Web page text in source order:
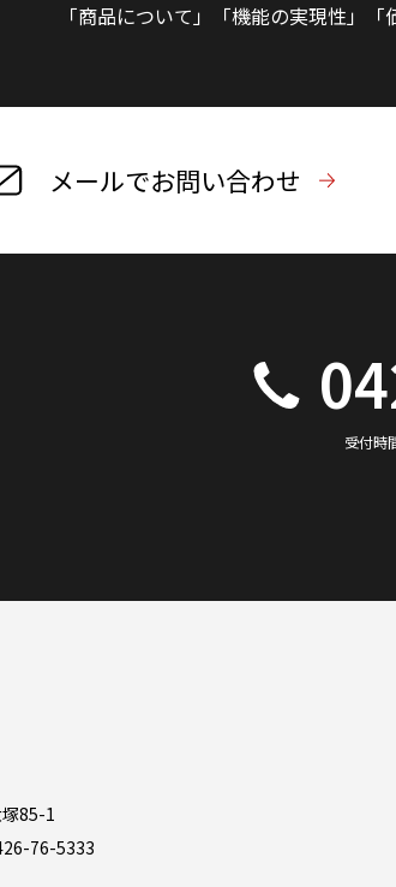
「商品について」「機能の実現性」
メールでお問い合わせ
受付時
85-1
76-5333